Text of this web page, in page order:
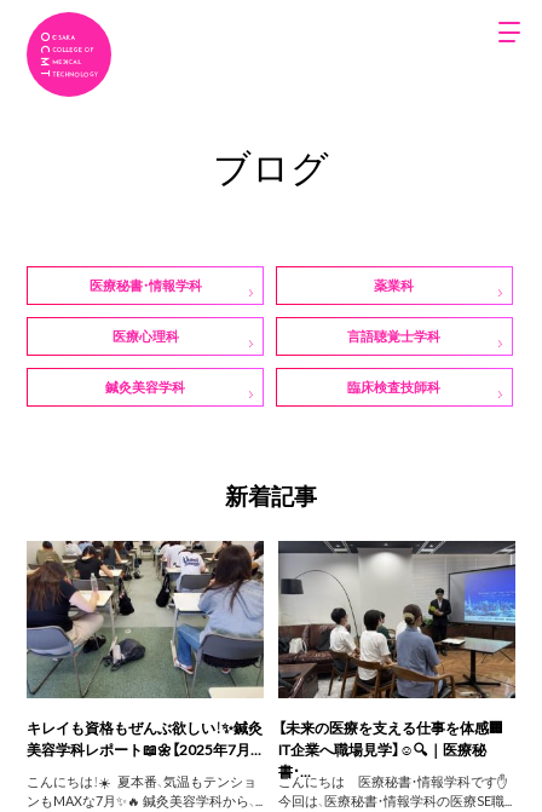
ブログ
医療秘書・情報学科 薬業科
医療心理科 言語聴覚士学科
鍼灸美容学科 臨床検査技師科
新着記事
キレイも資格もぜんぶ欲しい！✨鍼灸
美容学科レポート📖🌼【2025年7月...
こんにちは！☀️ 夏本番、気温もテンショ
ンもMAXな7月✨🔥 鍼灸美容学科から、...
【未来の医療を支える仕事を体感🏢
IT企業へ職場見学】☺️🔍｜医療秘
書・...
こんにちは 医療秘書・情報学科です✋
今回は、医療秘書・情報学科の医療SE職...